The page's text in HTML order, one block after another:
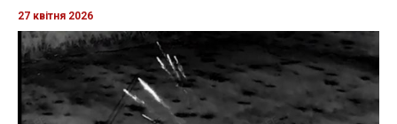
27 квітня 2026